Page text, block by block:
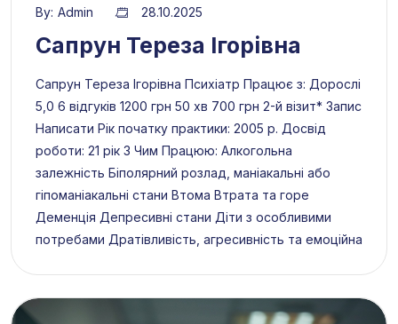
By: Admin 28.10.2025
Сапрун Тереза Ігорівна
Сапрун Тереза Ігорівна Психіатр Працює з: Дорослі
5,0 6 відгуків 1200 грн 50 хв 700 грн 2-й візит* Запис
Написати Рік початку практики: 2005 р. Досвід
роботи: 21 рік З Чим Працюю: Алкогольна
залежність Біполярний розлад, маніакальні або
гіпоманіакальні стани Втома Втрата та горе
Деменція Депресивні стани Діти з особливими
потребами Дратівливість, агресивність та емоційна